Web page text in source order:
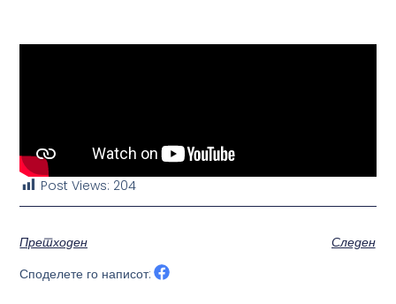
Post Views: 204
Претходен
Следен
Споделете го написот: